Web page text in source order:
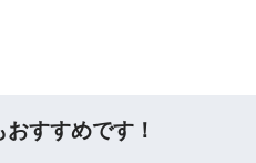
すすめです！